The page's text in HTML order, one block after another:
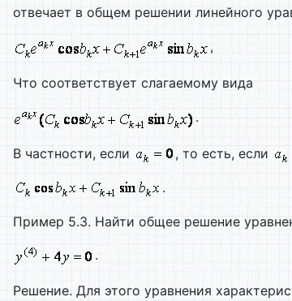
отвечает в общем решении линейного
,
Что соответствует слагаемому вида
.
В частности, если , то есть, если
.
Пример 5.3. Найти общее решение
.
Решение. Для этого уравнения